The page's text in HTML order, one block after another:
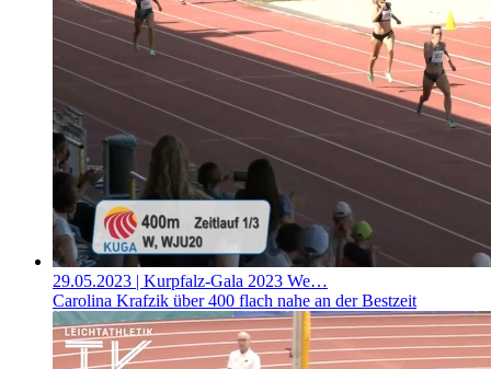
29.05.2023 | Kurpfalz-Gala 2023 We…
Carolina Krafzik über 400 flach nahe an der Bestzeit